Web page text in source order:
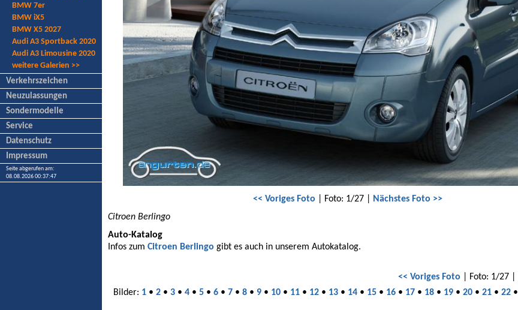
BMW 7er
BMW iX5
BMW X5 2027
Audi A3 Sportback 2020
Audi A3 Limousine 2020
weitere Galerien >>
Verkehrszeichen
Neuzulassungen
Sondermodelle
Service
Datenschutz
Impressum
Seite abgerufen am:
08.08.2026 00:37:47
<< Voriges Foto | Foto: 1/27 |
Nächstes Foto >>
Citroen Berlingo
Auto-Katalog
Infos zum Citroen Berlingo gibt es auch in unserem Autokatalog.
<< Voriges Foto | Foto: 1/27 |
Bilder: 1 • 2 • 3 • 4 • 5 • 6 • 7 • 8 • 9 • 10 • 11 • 12 • 13 • 14 • 15 • 16 • 17 • 18 • 19 • 20 • 21 • 22 •